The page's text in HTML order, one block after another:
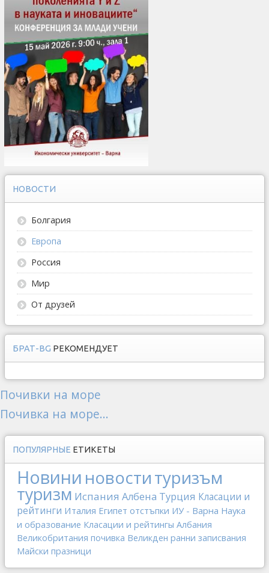
НОВОСТИ
Болгария
Европа
Россия
Мир
От друзей
БРАТ-BG РЕКОМЕНДУЕТ
Почивки на море
Почивка на море...
ПОПУЛЯРНЫЕ ЕТИКЕТЫ
Новини новоституризъм
туризм Испания Албена Турция Класации и
рейтинги Италия Египет отстъпки ИУ - Варна Наука
и образование Класации и рейтингы Албания
Великобритания почивка Великден ранни записвания
Майски празници